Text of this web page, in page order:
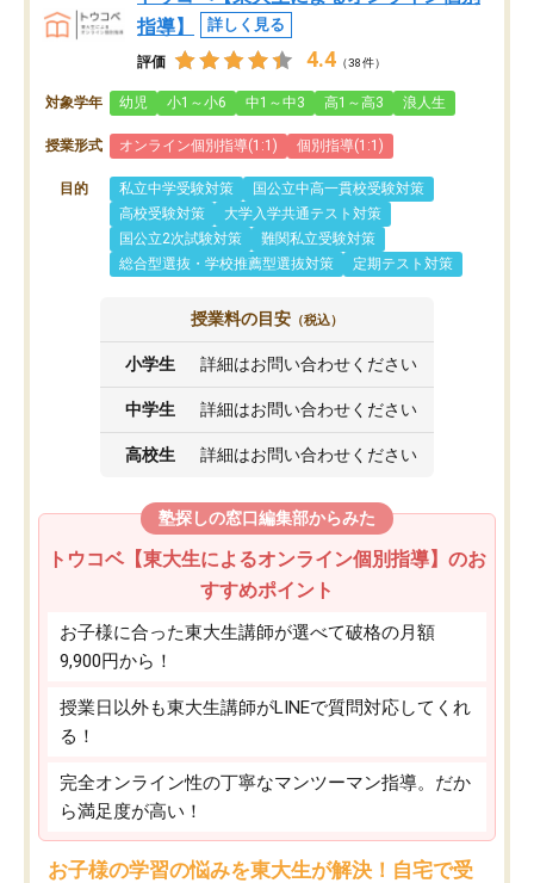
指導】
詳しく見る
評価 4.4 （38件）
対象学年 幼児 小1～小6 中1～中3 高1～高3 浪人生
授業形式 オンライン個別指導(1:1) 個別指導(1:1)
目的 私立中学受験対策
国公立中高一貫校受験対策
高校受験対策
大学入学共通テスト対策
国公立2次試験対策
難関私立受験対策
総合型選抜・学校推薦型選抜対策
定期テスト対策
授業料の目安 （税込）
小学生 詳細はお問い合わせください
中学生 詳細はお問い合わせください
高校生 詳細はお問い合わせください
塾探しの窓口編集部からみた
トウコベ【東大生によるオンライン個別指導】のお
すすめポイント
お子様に合った東大生講師が選べて破格の月額
9,900円から！
授業日以外も東大生講師がLINEで質問対応してくれ
る！
完全オンライン性の丁寧なマンツーマン指導。だか
ら満足度が高い！
お子様の学習の悩みを東大生が解決！自宅で受